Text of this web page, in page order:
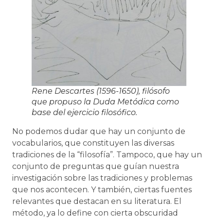
Rene Descartes (1596-1650), filósofo
que propuso la Duda Metódica como
base del ejercicio filosófico.
No podemos dudar que hay un conjunto de
vocabularios, que constituyen las diversas
tradiciones de la “filosofía”. Tampoco, que hay un
conjunto de preguntas que guían nuestra
investigación sobre las tradiciones y problemas
que nos acontecen. Y también, ciertas fuentes
relevantes que destacan en su literatura. El
método, ya lo define con cierta obscuridad